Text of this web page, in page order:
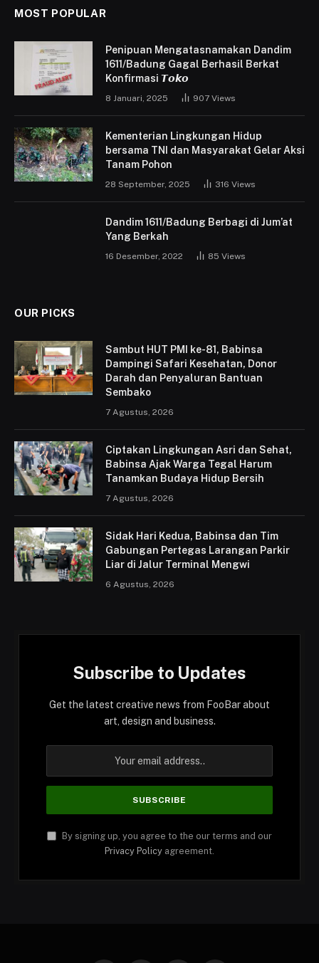
MOST POPULAR
Penipuan Mengatasnamakan Dandim
1611/Badung Gagal Berhasil Berkat
Konfirmasi 𝙏𝙤𝙠𝙤
8 Januari, 2025 907 Views
Kementerian Lingkungan Hidup
bersama TNI dan Masyarakat Gelar Aksi
Tanam Pohon
28 September, 2025 316 Views
Dandim 1611/Badung Berbagi di Jum’at
Yang Berkah
16 Desember, 2022 85 Views
OUR PICKS
Sambut HUT PMI ke-81, Babinsa
Dampingi Safari Kesehatan, Donor
Darah dan Penyaluran Bantuan
Sembako
7 Agustus, 2026
Ciptakan Lingkungan Asri dan Sehat,
Babinsa Ajak Warga Tegal Harum
Tanamkan Budaya Hidup Bersih
7 Agustus, 2026
Sidak Hari Kedua, Babinsa dan Tim
Gabungan Pertegas Larangan Parkir
Liar di Jalur Terminal Mengwi
6 Agustus, 2026
Subscribe to Updates
Get the latest creative news from FooBar about
art, design and business.
By signing up, you agree to the our terms and our
Privacy Policy agreement.